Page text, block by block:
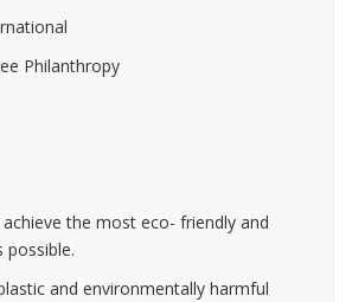
Philanthropy
the most eco- friendly and
possible.
and environmentally harmful